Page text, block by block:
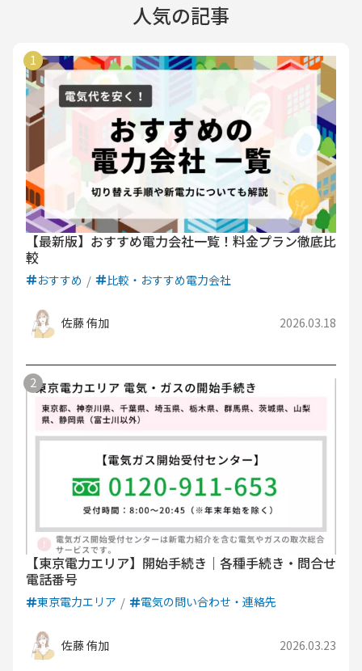
人気の記事
【最新版】おすすめ電力会社一覧！料金プラン徹底比
較
おすすめ 比較・おすすめ電力会社
佐藤 侑加 2026.03.18
【東京電力エリア】開始手続き｜各種手続き・問合せ
電話番号
東京電力エリア 電気の問い合わせ・連絡先
佐藤 侑加 2026.03.23